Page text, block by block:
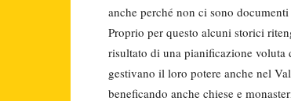
anche perché non ci sono
Proprio per questo alcuni storici
risultato di una pianificazione
gestivano il loro potere anche nel
beneficando anche chiese e